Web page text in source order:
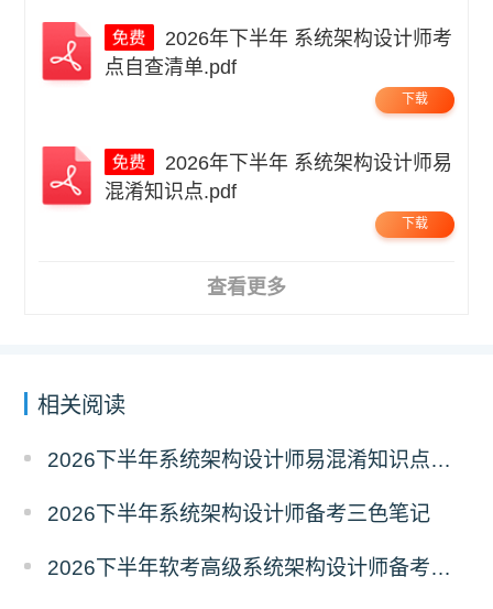
点自查清单.pdf
下载
混淆知识点.pdf
下载
查看更多
相关阅读
2026下半年系统架构设计师易混淆知识点资料
2026下半年系统架构设计师备考三色笔记
2026下半年软考高级系统架构设计师备考经典100题